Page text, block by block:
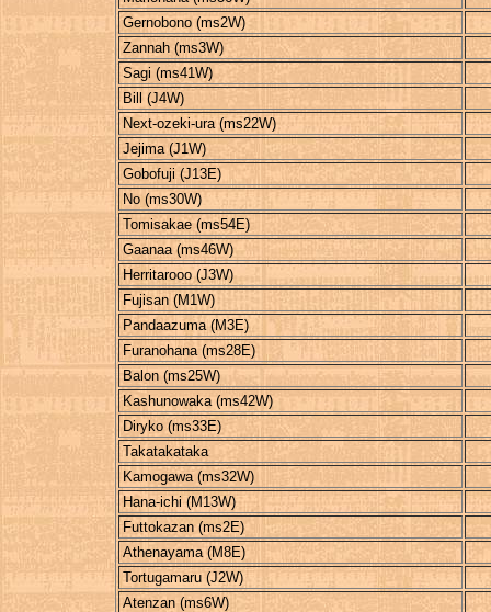
Gernobono (ms2W)
Zannah (ms3W)
Sagi (ms41W)
Bill (J4W)
Next-ozeki-ura (ms22W)
Jejima (J1W)
Gobofuji (J13E)
No (ms30W)
Tomisakae (ms54E)
Gaanaa (ms46W)
Herritarooo (J3W)
Fujisan (M1W)
Pandaazuma (M3E)
Furanohana (ms28E)
Balon (ms25W)
Kashunowaka (ms42W)
Diryko (ms33E)
Takatakataka
Kamogawa (ms32W)
Hana-ichi (M13W)
Futtokazan (ms2E)
Athenayama (M8E)
Tortugamaru (J2W)
Atenzan (ms6W)